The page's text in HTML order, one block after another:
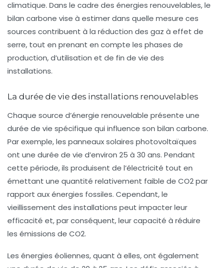
climatique. Dans le cadre des énergies renouvelables, le
bilan carbone vise à estimer dans quelle mesure ces
sources contribuent à la réduction des gaz à effet de
serre, tout en prenant en compte les phases de
production, d’utilisation et de fin de vie des
installations.
La durée de vie des installations renouvelables
Chaque source d’énergie renouvelable présente une
durée de vie spécifique qui influence son bilan carbone.
Par exemple, les panneaux solaires photovoltaïques
ont une durée de vie d’environ 25 à 30 ans. Pendant
cette période, ils produisent de l’électricité tout en
émettant une quantité relativement faible de CO2 par
rapport aux énergies fossiles. Cependant, le
vieillissement des installations peut impacter leur
efficacité et, par conséquent, leur capacité à réduire
les émissions de CO2.
Les énergies éoliennes, quant à elles, ont également